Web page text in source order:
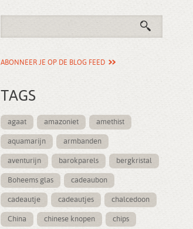
ABONNEER JE OP DE BLOG FEED
TAGS
agaat amazoniet amethist
aquamarijn armbanden
aventurijn barokparels bergkristal
Boheems glas cadeaubon
cadeautje cadeautjes chalcedoon
China chinese knopen chips